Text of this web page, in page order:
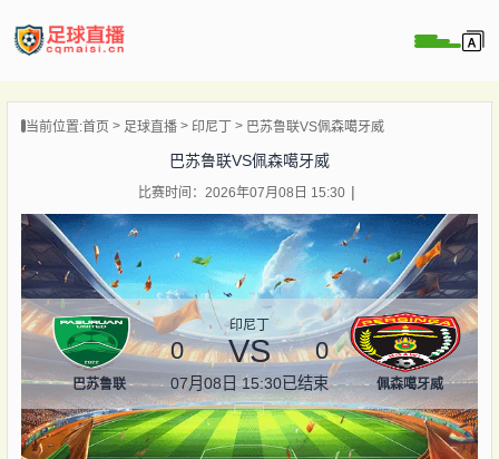
播
闻
当前位置:首页 足球直播 印尼丁 巴苏鲁联VS佩森噶牙威
巴苏鲁联VS佩森噶牙威
比赛时间：2026年07月08日 15:30
巴苏鲁联
印尼丁
0 VS 0
07月08日 15:30已结束 佩森噶牙威